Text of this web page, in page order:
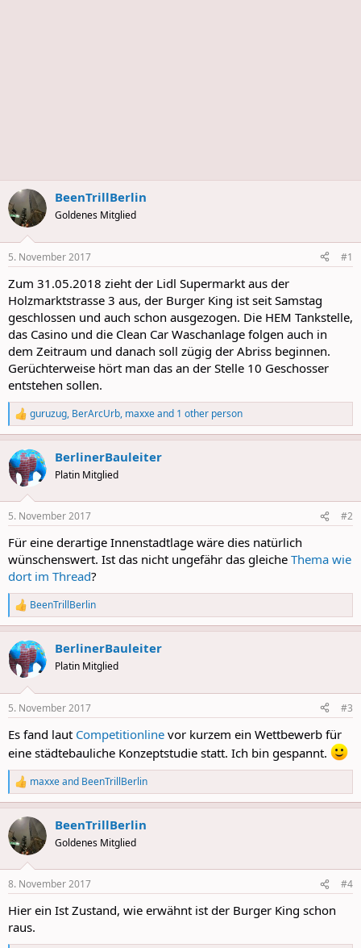
BeenTrillBerlin
Goldenes Mitglied
5. November 2017 #1
Zum 31.05.2018 zieht der Lidl Supermarkt aus der
Holzmarktstrasse 3 aus, der Burger King ist seit Samstag
geschlossen und auch schon ausgezogen. Die HEM Tankstelle,
das Casino und die Clean Car Waschanlage folgen auch in
dem Zeitraum und danach soll zügig der Abriss beginnen.
Gerüchterweise hört man das an der Stelle 10 Geschosser
entstehen sollen.
R
e
a
c
t
i
s
guruzug, BerArcUrb, maxxeand 1 other person
BerlinerBauleiter
Platin Mitglied
5. November 2017 #2
Für eine derartige Innenstadtlage wäre dies natürlich
wünschenswert. Ist das nicht ungefähr das gleiche Thema wie
dort im Thread?
R
e
a
c
t
i
s
BeenTrillBerlin
BerlinerBauleiter
Platin Mitglied
5. November 2017 #3
Es fand laut Competitionline vor kurzem ein Wettbewerb für
eine städtebauliche Konzeptstudie statt. Ich bin gespannt.
R
e
a
c
t
i
s
maxxeand BeenTrillBerlin
BeenTrillBerlin
Goldenes Mitglied
8. November 2017 #4
Hier ein Ist Zustand, wie erwähnt ist der Burger King schon
raus.